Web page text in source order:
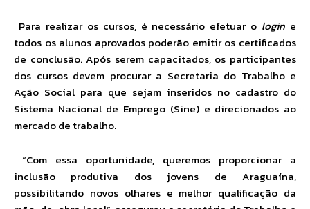
Para realizar os cursos, é necessário efetuar o login e
todos os alunos aprovados poderão emitir os certificados
de conclusão. Após serem capacitados, os participantes
dos cursos devem procurar a Secretaria do Trabalho e
Ação Social para que sejam inseridos no cadastro do
Sistema Nacional de Emprego (Sine) e direcionados ao
mercado de trabalho.
“Com essa oportunidade, queremos proporcionar a
inclusão produtiva dos jovens de Araguaína,
possibilitando novos olhares e melhor qualificação da